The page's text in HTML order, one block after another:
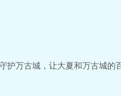
护万古城，让大夏和万古城的